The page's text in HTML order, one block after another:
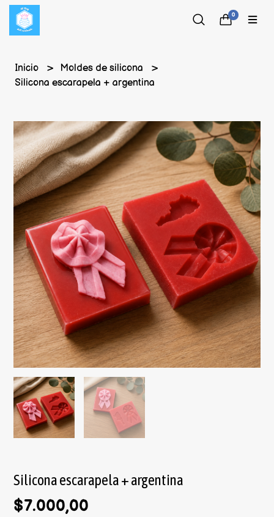
0
Inicio
Moldes de silicona
Silicona escarapela + argentina
Silicona escarapela + argentina
$7.000,00